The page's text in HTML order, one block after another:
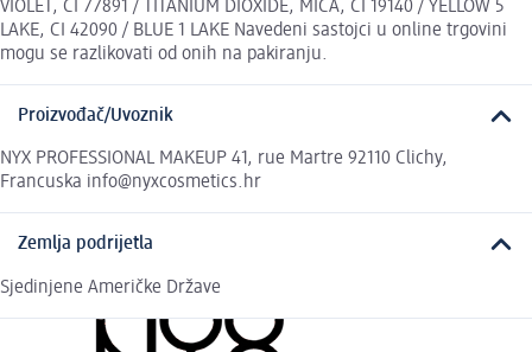
VIOLET, CI 77891 / TITANIUM DIOXIDE, MICA, CI 19140 / YELLOW 5
LAKE, CI 42090 / BLUE 1 LAKE Navedeni sastojci u online trgovini
mogu se razlikovati od onih na pakiranju.
Proizvođač/Uvoznik
NYX PROFESSIONAL MAKEUP 41, rue Martre 92110 Clichy,
Francuska info@nyxcosmetics.hr
Zemlja podrijetla
Sjedinjene Američke Države